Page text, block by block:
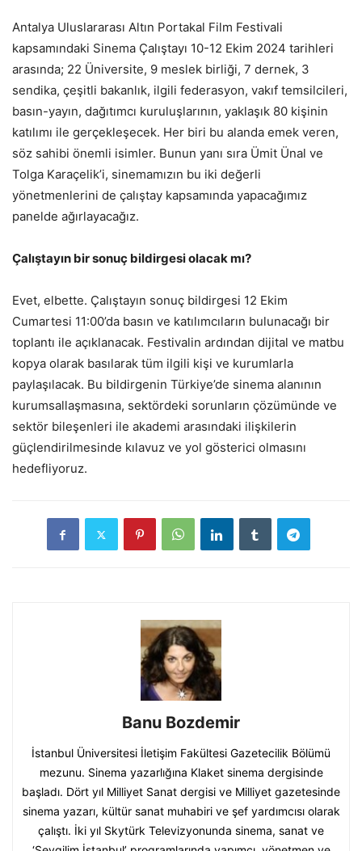
Antalya Uluslararası Altın Portakal Film Festivali
kapsamındaki Sinema Çalıştayı 10-12 Ekim 2024 tarihleri
arasında; 22 Üniversite, 9 meslek birliği, 7 dernek, 3
sendika, çeşitli bakanlık, ilgili federasyon, vakıf temsilcileri,
basın-yayın, dağıtımcı kuruluşlarının, yaklaşık 80 kişinin
katılımı ile gerçekleşecek. Her biri bu alanda emek veren,
söz sahibi önemli isimler. Bunun yanı sıra Ümit Ünal ve
Tolga Karaçelik’i, sinemamızın bu iki değerli
yönetmenlerini de çalıştay kapsamında yapacağımız
panelde ağırlayacağız.
Çalıştayın bir sonuç bildirgesi olacak mı?
Evet, elbette. Çalıştayın sonuç bildirgesi 12 Ekim
Cumartesi 11:00’da basın ve katılımcıların bulunacağı bir
toplantı ile açıklanacak. Festivalin ardından dijital ve matbu
kopya olarak basılarak tüm ilgili kişi ve kurumlarla
paylaşılacak. Bu bildirgenin Türkiye’de sinema alanının
kurumsallaşmasına, sektördeki sorunların çözümünde ve
sektör bileşenleri ile akademi arasındaki ilişkilerin
güçlendirilmesinde kılavuz ve yol gösterici olmasını
hedefliyoruz.
Banu Bozdemir
İstanbul Üniversitesi İletişim Fakültesi Gazetecilik Bölümü
mezunu. Sinema yazarlığına Klaket sinema dergisinde
başladı. Dört yıl Milliyet Sanat dergisi ve Milliyet gazetesinde
sinema yazarı, kültür sanat muhabiri ve şef yardımcısı olarak
çalıştı. İki yıl Skytürk Televizyonunda sinema, sanat ve